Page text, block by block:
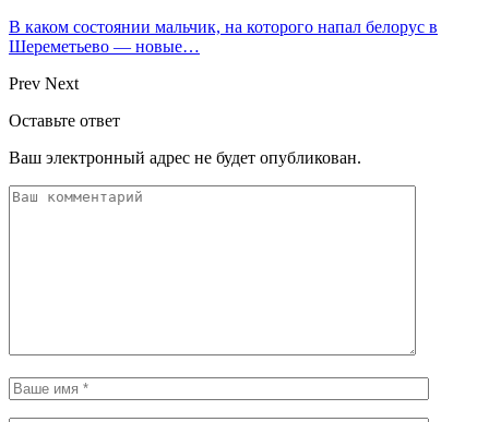
В каком состоянии мальчик, на которого напал белорус в
Шереметьево — новые…
Prev Next
Оставьте ответ
Ваш электронный адрес не будет опубликован.